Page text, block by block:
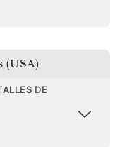
(USA)
DE